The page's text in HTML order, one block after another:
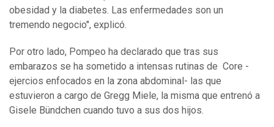
obesidad y la diabetes. Las enfermedades son un
tremendo negocio", explicó.
Por otro lado, Pompeo ha declarado que tras sus
embarazos se ha sometido a intensas rutinas de Core -
ejercios enfocados en la zona abdominal- las que
estuvieron a cargo de Gregg Miele, la misma que entrenó a
Gisele Bündchen cuando tuvo a sus dos hijos.